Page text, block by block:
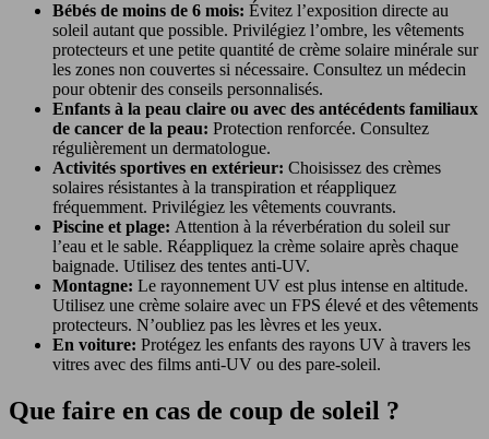
Bébés de moins de 6 mois: Évitez l’exposition directe au
soleil autant que possible. Privilégiez l’ombre, les vêtements
protecteurs et une petite quantité de crème solaire minérale sur
les zones non couvertes si nécessaire. Consultez un médecin
pour obtenir des conseils personnalisés.
Enfants à la peau claire ou avec des antécédents familiaux
de cancer de la peau: Protection renforcée. Consultez
régulièrement un dermatologue.
Activités sportives en extérieur: Choisissez des crèmes
solaires résistantes à la transpiration et réappliquez
fréquemment. Privilégiez les vêtements couvrants.
Piscine et plage: Attention à la réverbération du soleil sur
l’eau et le sable. Réappliquez la crème solaire après chaque
baignade. Utilisez des tentes anti-UV.
Montagne: Le rayonnement UV est plus intense en altitude.
Utilisez une crème solaire avec un FPS élevé et des vêtements
protecteurs. N’oubliez pas les lèvres et les yeux.
En voiture: Protégez les enfants des rayons UV à travers les
vitres avec des films anti-UV ou des pare-soleil.
Que faire en cas de coup de soleil ?